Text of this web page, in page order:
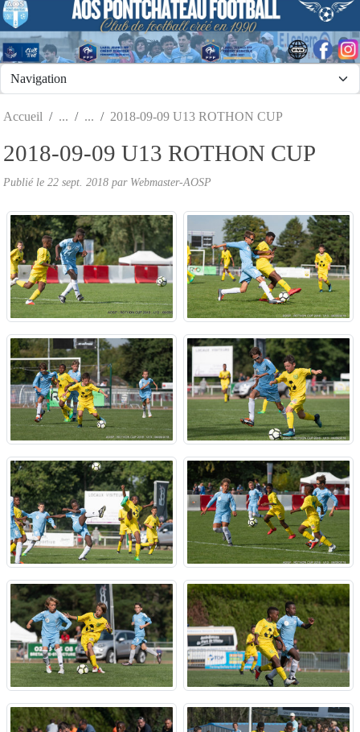
Accueil 2018-09-09 U13 ROTHON CUP
2018-09-09 U13 ROTHON CUP
Publié le 22 sept. 2018 par Webmaster-AOSP
Panneau de gestion des cookies